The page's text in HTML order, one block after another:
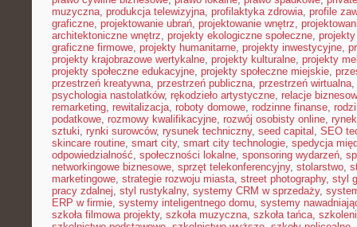
muzyczna, produkcja telewizyjna, profilaktyka zdrowia, profile
graficzne, projektowanie ubrań, projektowanie wnętrz,
architektoniczne wnętrz, projekty ekologiczne społeczne,
graficzne firmowe, projekty humanitarne, projekty inwestycyjne,
projekty krajobrazowe wertykalne, projekty kulturalne, projekty
projekty społeczne edukacyjne, projekty społeczne miejskie,
przestrzeń kreatywna, przestrzeń publiczna, przestrzeń wirtualna,
psychologia nastolatków, rękodzieło artystyczne, relacje
remarketing, rewitalizacja, roboty domowe, rodzinne finanse,
podatkowe, rozmowy kwalifikacyjne, rozwój osobisty online,
sztuki, rynki surowców, rysunek techniczny, seed capital , SEO
skincare routine, smart city, smart city technologie, spedycja
odpowiedzialność, społeczności lokalne, sponsoring wydarzeń,
networkingowe biznesowe, sprzęt telekonferencyjny, stolarstwo,
marketingowe, strategie rozwoju miasta, street photography, styl
pracy zdalnej, styl rustykalny, systemy CRM w sprzedaży,
ERP w firmie, systemy inteligentnego domu, systemy
szkoła filmowa projekty, szkoła muzyczna, szkoła tańca,